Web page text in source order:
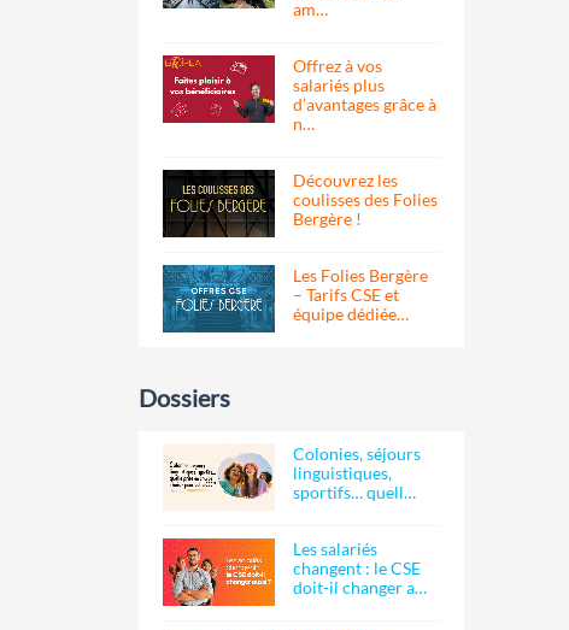
am…
Offrez à vos
salariés plus
d’avantages grâce à
n…
Découvrez les
coulisses des Folies
Bergère !
Les Folies Bergère
– Tarifs CSE et
équipe dédiée…
Dossiers
Colonies, séjours
linguistiques,
sportifs… quell…
Les salariés
changent : le CSE
doit-il changer a…